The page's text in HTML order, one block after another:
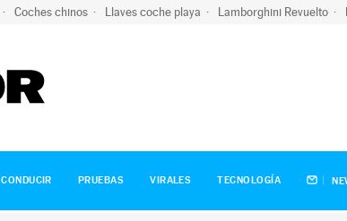
Coches chinos Llaves coche playa Lamborghini Revuelto
CONDUCIR PRUEBAS VIRALES TECNOLOGÍA